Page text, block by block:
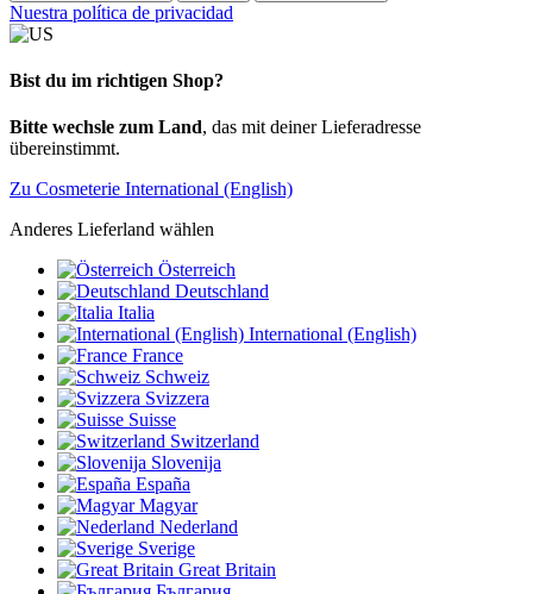
Nuestra política de privacidad
Bist du im richtigen Shop?
Bitte wechsle zum Land, das mit deiner Lieferadresse
übereinstimmt.
Zu Cosmeterie International (English)
Anderes Lieferland wählen
Österreich
Deutschland
Italia
International (English)
France
Schweiz
Svizzera
Suisse
Switzerland
Slovenija
España
Magyar
Nederland
Sverige
Great Britain